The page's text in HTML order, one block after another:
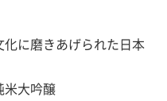
に磨きあげられた日本
大吟醸